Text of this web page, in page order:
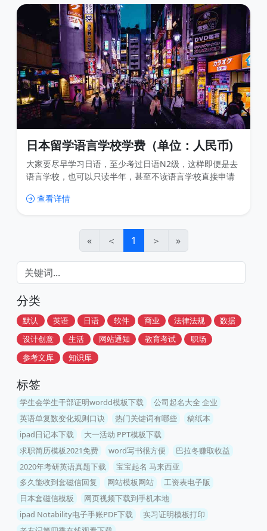
体の歪みとズレ 身体变
日本留学语言学校学费（单位：人民币)
大家要尽早学习日语，至少考过日语N2级，这样即便是去
语言学校，也可以只读半年，甚至不读语言学校直接申请
费用，何乐而不为？
查看详情
« ＜ 1 ＞ »
分类
默认 英语 日语 软件 商业 法律法规
数据
设计创意
生活 网站通知 教育考试
职场
参考文库
知识库
标签
学生会学生干部证明wordd模板下载
公司起名大全 企业
英语单复数变化规则口诀
热门关键词有哪些
稿纸本
ipad日记本下载
大一活动 PPT模板下载
求职简历模板2021免费
word写书很方便
巴拉冬赚取收益
2020年考研英语真题下载
宝宝起名 马来西亚
多久能收到套磁信回复
网站模板网站
工资表电子版
日本套磁信模板
网页视频下载到手机本地
ipad Notability电子手账PDF下载
实习证明模板打印